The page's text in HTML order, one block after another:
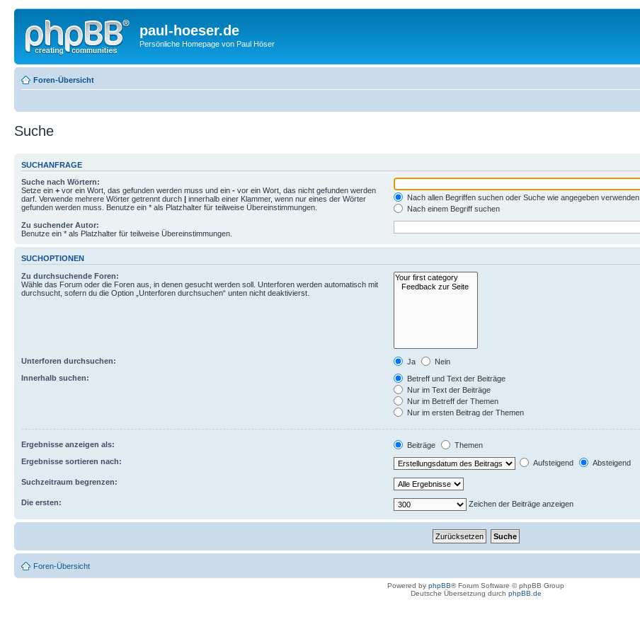
paul-hoeser.de
Persönliche Homepage von Paul Höser
Foren-Übersicht
Suche
SUCHANFRAGE
Suche nach Wörtern:
Setze ein + vor ein Wort, das gefunden werden muss und ein - vor ein Wort, das nicht gefunden werden
darf. Verwende mehrere Wörter getrennt durch | innerhalb einer Klammer, wenn nur eines der Wörter
gefunden werden muss. Benutze ein * als Platzhalter für teilweise Übereinstimmungen.
Nach allen Begriffen suchen oder Suche wie angegeben verwenden
Nach einem Begriff suchen
Zu suchender Autor:
Benutze ein * als Platzhalter für teilweise Übereinstimmungen.
SUCHOPTIONEN
Zu durchsuchende Foren:
Wähle das Forum oder die Foren aus, in denen gesucht werden soll. Unterforen werden automatisch mit
durchsucht, sofern du die Option „Unterforen durchsuchen“ unten nicht deaktivierst.
Unterforen durchsuchen: Ja
Nein
Innerhalb suchen:
Betreff und Text der Beiträge
Nur im Text der Beiträge
Nur im Betreff der Themen
Nur im ersten Beitrag der Themen
Ergebnisse anzeigen als: Beiträge
Themen
Ergebnisse sortieren nach:
Aufsteigend Absteigend
Suchzeitraum begrenzen:
Die ersten: Zeichen der Beiträge anzeigen
Foren-Übersicht
Powered by phpBB® Forum Software © phpBB Group
Deutsche Übersetzung durch phpBB.de